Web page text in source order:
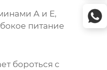
А и Е,
питание
бороться с